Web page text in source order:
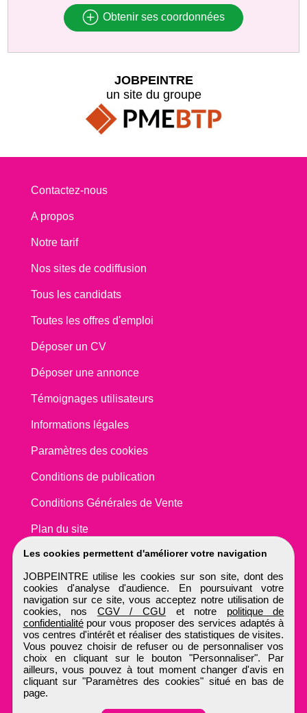
Obtenir ses coordonnées
Les cookies permettent d'améliorer votre navigation
JOBPEINTRE utilise les cookies sur son site, dont des
cookies d'analyse d'audience. En poursuivant votre
navigation sur ce site, vous acceptez notre utilisation de
cookies, nos CGV / CGU et notre politique de
confidentialitépour vous proposer des services adaptés à
vos centres d'intérêt et réaliser des statistiques de visites.
Vous pouvez choisir de refuser ou de personnaliser vos
choix en cliquant sur le bouton "Personnaliser". Par
ailleurs, vous pouvez à tout moment changer d'avis en
cliquant sur "Paramètres des cookies" situé en bas de
page.
JOBPEINTRE
un site du groupe
Contactez-nous
A propos
Notre tarif
Nos sites de codiffusion
Tous les candidats
Toutes les offres d'emploi
Déposer un CV
Déposer une annonce
Témoignages utilisateurs
Informations légales
Paramètres des cookies
Conditions de publication
Conditions Générales de Vente
Plan du site